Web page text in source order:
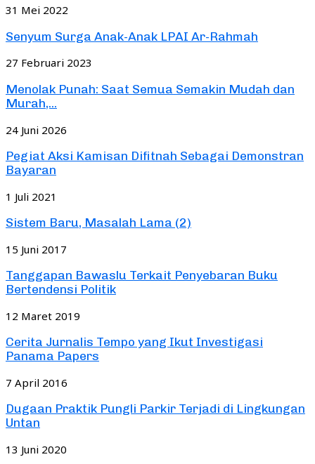
31 Mei 2022
Senyum Surga Anak-Anak LPAI Ar-Rahmah
27 Februari 2023
Menolak Punah: Saat Semua Semakin Mudah dan
Murah,...
24 Juni 2026
Pegiat Aksi Kamisan Difitnah Sebagai Demonstran
Bayaran
1 Juli 2021
Sistem Baru, Masalah Lama (2)
15 Juni 2017
Tanggapan Bawaslu Terkait Penyebaran Buku
Bertendensi Politik
12 Maret 2019
Cerita Jurnalis Tempo yang Ikut Investigasi
Panama Papers
7 April 2016
Dugaan Praktik Pungli Parkir Terjadi di Lingkungan
Untan
13 Juni 2020